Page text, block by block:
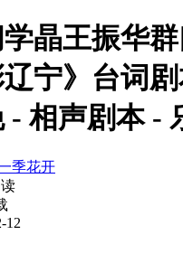
晶王振华
辽宁》台词
- 相声剧本 -
季花开
12